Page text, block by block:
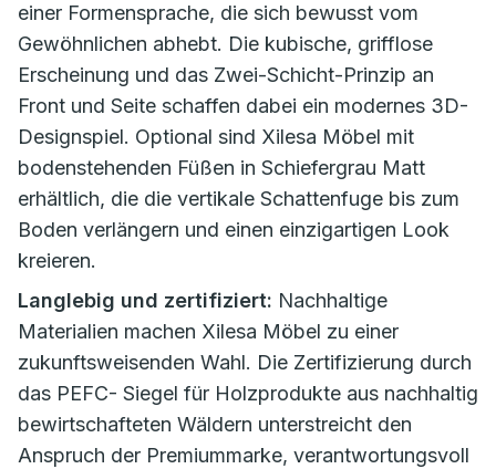
einer Formensprache, die sich bewusst vom
Gewöhnlichen abhebt. Die kubische, grifflose
Erscheinung und das Zwei-Schicht-Prinzip an
Front und Seite schaffen dabei ein modernes 3D-
Designspiel. Optional sind Xilesa Möbel mit
bodenstehenden Füßen in Schiefergrau Matt
erhältlich, die die vertikale Schattenfuge bis zum
Boden verlängern und einen einzigartigen Look
kreieren.
Langlebig und zertifiziert: Nachhaltige
Materialien machen Xilesa Möbel zu einer
zukunftsweisenden Wahl. Die Zertifizierung durch
das PEFC- Siegel für Holzprodukte aus nachhaltig
bewirtschafteten Wäldern unterstreicht den
Anspruch der Premiummarke, verantwortungsvoll